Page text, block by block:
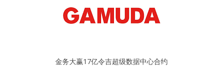
金务大赢17亿令吉超级数据中心合约